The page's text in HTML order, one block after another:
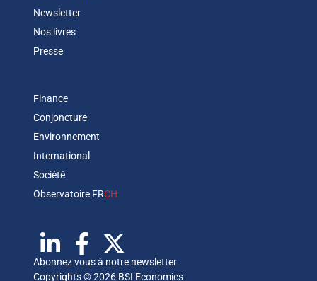
Newsletter
Nos livres
Presse
Finance
Conjoncture
Environnement
International
Société
Observatoire FRCH
Abonnez vous à notre newsletter
Copyrights © 2026 BSI Economics